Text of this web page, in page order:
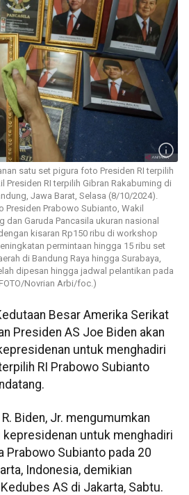
satu set pigura foto Presiden RI terpilih
Presiden RI terpilih Gibran Rakabuming di
Jawa Barat, Selasa (8/10/2024).
Presiden Prabowo Subianto, Wakil
dan Garuda Pancasila ukuran nasional
kisaran Rp150 ribu di workshop
permintaan hingga 15 ribu set
di Bandung Raya hingga Surabaya,
dipesan hingga jadwal pelantikan pada
Novrian Arbi/foc.)
Besar Amerika Serikat
Presiden AS Joe Biden akan
untuk menghadiri
RI Prabowo Subianto
Biden, Jr. mengumumkan
untuk menghadiri
Prabowo Subianto pada 20
Indonesia, demikian
AS di Jakarta, Sabtu.